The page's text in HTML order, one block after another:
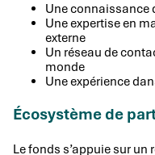
Une connaissance
Une expertise en
externe
Un réseau de
monde
Une expérience
Écosystème de
Le fonds s’appuie sur un